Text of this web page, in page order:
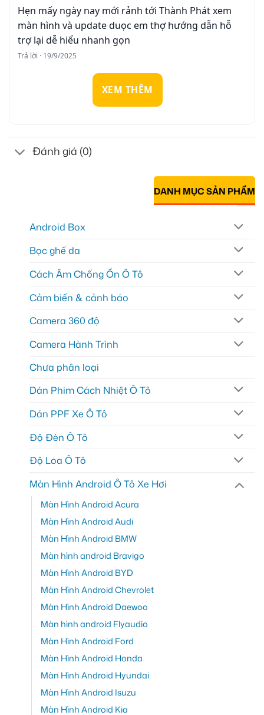
Hẹn mấy ngày nay mới rảnh tới Thành Phát xem
màn hình và update duọc em thợ hướng dẫn hỗ
trợ lại dễ hiểu nhanh gọn
Trả lời · 19/9/2025
XEM THÊM
Đánh giá (0)
DANH MỤC SẢN PHẨM
Android Box
Bọc ghế da
Cách Âm Chống Ồn Ô Tô
Cảm biến & cảnh báo
Camera 360 độ
Camera Hành Trình
Chưa phân loại
Dán Phim Cách Nhiệt Ô Tô
Dán PPF Xe Ô Tô
Độ Đèn Ô Tô
Độ Loa Ô Tô
Màn Hình Android Ô Tô Xe Hơi
Màn Hình Android Acura
Màn Hình Android Audi
Màn Hình Android BMW
Màn hình android Bravigo
Màn Hình Android BYD
Màn Hình Android Chevrolet
Màn Hình Android Daewoo
Màn hình android Flyaudio
Màn Hình Android Ford
Màn Hình Android Honda
Màn Hình Android Hyundai
Màn Hình Android Isuzu
Màn Hình Android Kia